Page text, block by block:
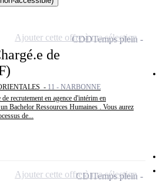
de
- 11 - NARBONNE
recrutement en agence d'intérim en
Bachelor Ressources Humaines . Vous aurez
de...
CDDTemps plein
Ajouter cette offre à ma sélection
CDITemps plein
Ajouter cette offre à ma sélection